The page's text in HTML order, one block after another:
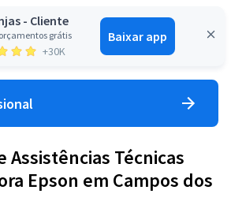
- Cliente
grátis
+30K
Baixar app
Entrar
Assistências Técnicas
Epson em Campos dos